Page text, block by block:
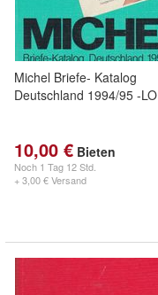
Michel Briefe- Katalog
Deutschland 1994/95 -LO
10,00 € Bieten
Noch 1 Tag 12 Std.
+ 3,00 € Versand